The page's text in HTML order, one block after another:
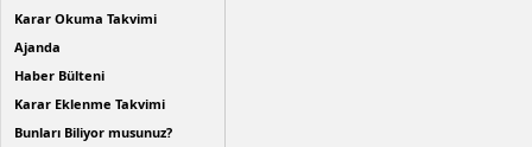
Karar Okuma Takvimi
Ajanda
Haber Bülteni
Karar Eklenme Takvimi
Bunları Biliyor musunuz?